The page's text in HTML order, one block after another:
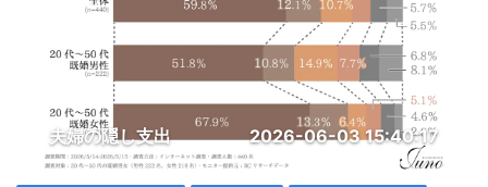
夫婦の隠し支出 2026-06-03 15:40:17